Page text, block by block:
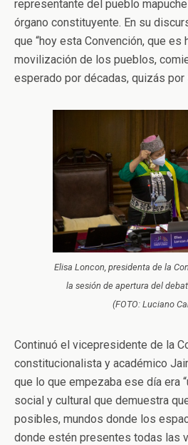
representante del pueblo
órgano constituyente. En su
que “hoy esta Convención, que es
movilización de los pueblos,
esperado por décadas, quizás por
Elisa Loncon, presidenta de la
la sesión de apertura del
(FOTO: Luciano
Continuó el vicepresidente de la
constitucionalista y académico
que lo que empezaba ese día era
social y cultural que demuestra
posibles, mundos donde los
donde estén presentes todas las